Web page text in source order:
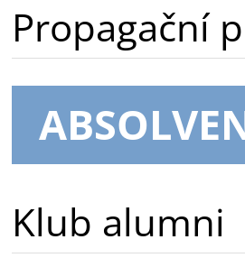
Propagační
Klub alumni